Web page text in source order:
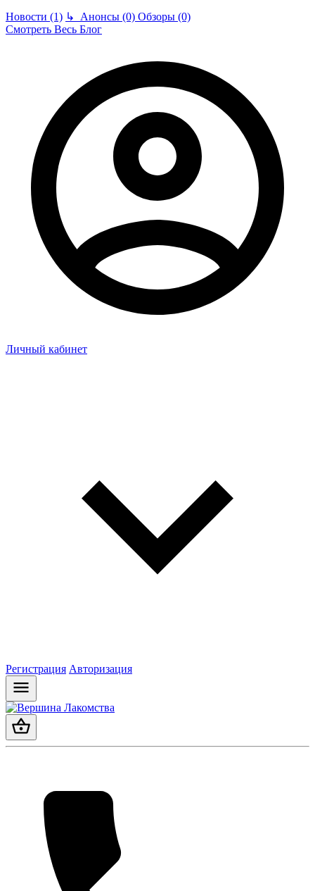
Новости (1) ↳ Анонсы (0) Обзоры (0)
Смотреть Весь Блог
Личный кабинет
Регистрация Авторизация